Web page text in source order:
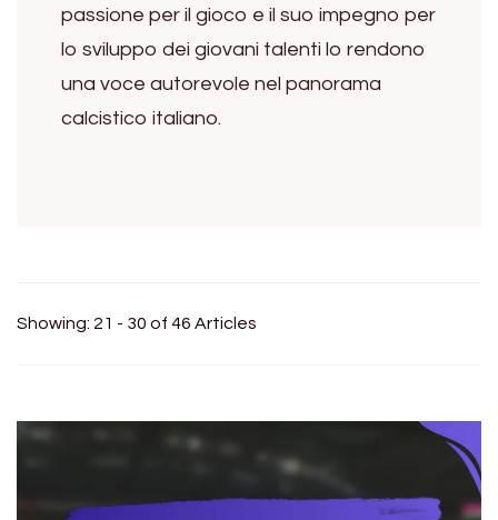
passione per il gioco e il suo impegno per
lo sviluppo dei giovani talenti lo rendono
una voce autorevole nel panorama
calcistico italiano.
Showing: 21 - 30 of 46 Articles